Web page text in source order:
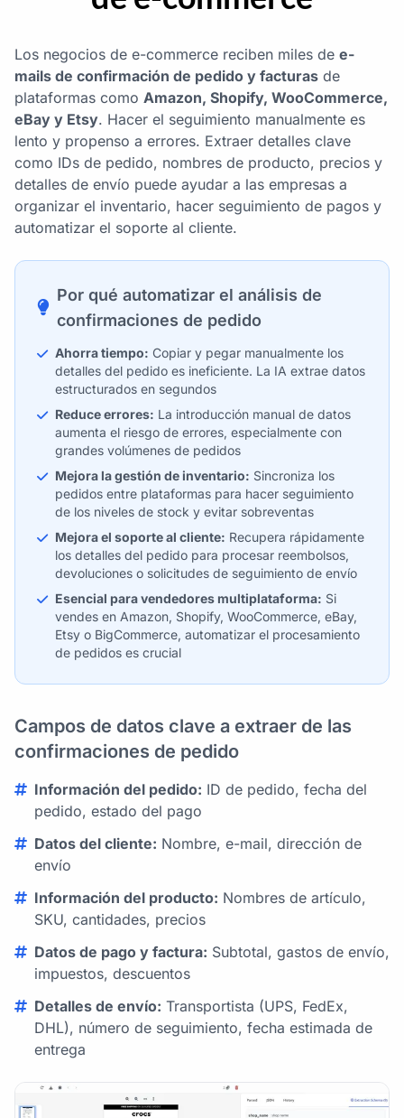
Los negocios de e-commerce reciben miles de e-
mails de confirmación de pedido y facturas de
plataformas como Amazon, Shopify, WooCommerce,
eBay y Etsy. Hacer el seguimiento manualmente es
lento y propenso a errores. Extraer detalles clave
como IDs de pedido, nombres de producto, precios y
detalles de envío puede ayudar a las empresas a
organizar el inventario, hacer seguimiento de pagos y
automatizar el soporte al cliente.
Por qué automatizar el análisis de
confirmaciones de pedido
Ahorra tiempo: Copiar y pegar manualmente los
detalles del pedido es ineficiente. La IA extrae datos
estructurados en segundos
Reduce errores: La introducción manual de datos
aumenta el riesgo de errores, especialmente con
grandes volúmenes de pedidos
Mejora la gestión de inventario: Sincroniza los
pedidos entre plataformas para hacer seguimiento
de los niveles de stock y evitar sobreventas
Mejora el soporte al cliente: Recupera rápidamente
los detalles del pedido para procesar reembolsos,
devoluciones o solicitudes de seguimiento de envío
Esencial para vendedores multiplataforma: Si
vendes en Amazon, Shopify, WooCommerce, eBay,
Etsy o BigCommerce, automatizar el procesamiento
de pedidos es crucial
Campos de datos clave a extraer de las
confirmaciones de pedido
Información del pedido: ID de pedido, fecha del
pedido, estado del pago
Datos del cliente: Nombre, e-mail, dirección de
envío
Información del producto: Nombres de artículo,
SKU, cantidades, precios
Datos de pago y factura: Subtotal, gastos de envío,
impuestos, descuentos
Detalles de envío: Transportista (UPS, FedEx,
DHL), número de seguimiento, fecha estimada de
entrega